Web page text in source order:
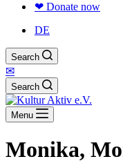
❤ Donate now
DE
Search
✉
Search
Menu
Monika,